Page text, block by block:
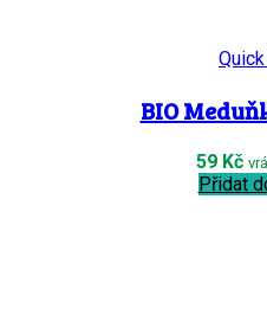
BIO
59 Kč
Přidat